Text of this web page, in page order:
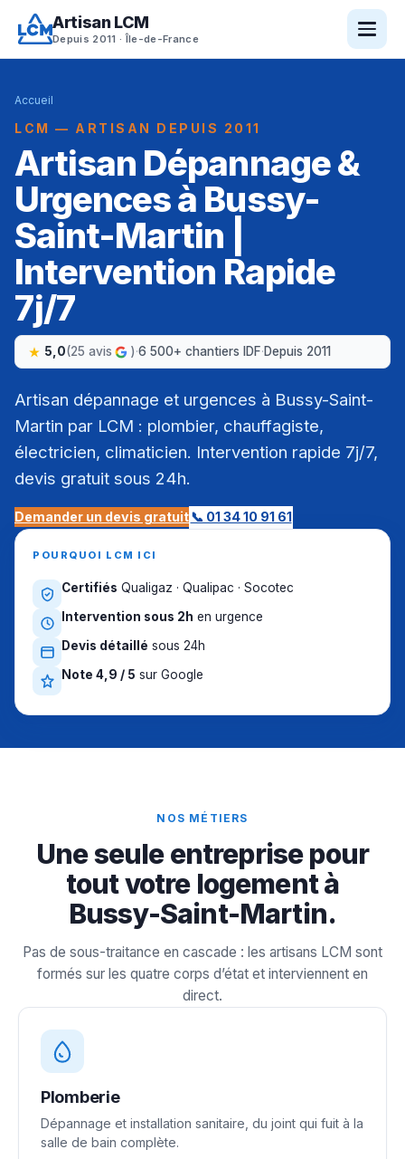
Artisan LCM
Depuis 2011 · Île-de-France
Accueil
LCM — ARTISAN DEPUIS 2011
Artisan Dépannage &
Urgences à Bussy-
Saint-Martin |
Intervention Rapide
7j/7
5,0(25 avis )·6 500+ chantiers IDF·Depuis 2011
Artisan dépannage et urgences à Bussy-Saint-
Martin par LCM : plombier, chauffagiste,
électricien, climaticien. Intervention rapide 7j/7,
devis gratuit sous 24h.
Demander un devis gratuit📞 01 34 10 91 61
POURQUOI LCM ICI
Certifiés Qualigaz · Qualipac · Socotec
Intervention sous 2h en urgence
Devis détaillé sous 24h
Note 4,9 / 5 sur Google
NOS MÉTIERS
Une seule entreprise pour
tout votre logement à
Bussy-Saint-Martin.
Pas de sous-traitance en cascade : les artisans LCM sont
formés sur les quatre corps d’état et interviennent en
direct.
Plomberie
Dépannage et installation sanitaire, du joint qui fuit à la
salle de bain complète.